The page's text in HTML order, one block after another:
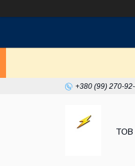
+380 (99) 270-
ТОВ